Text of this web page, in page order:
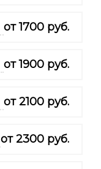
от 1700 руб.
от 1900 руб.
от 2100 руб.
от 2300 руб.